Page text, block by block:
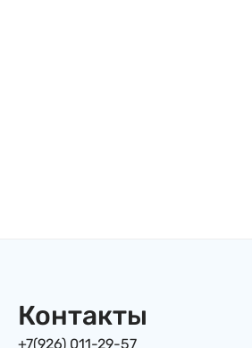
Контакты
+7(926) 011-29-57